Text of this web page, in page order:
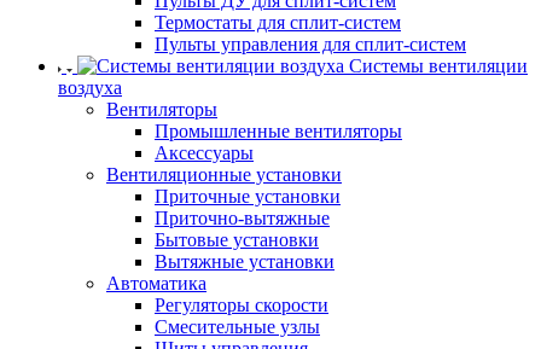
Термостаты для сплит-систем
Пульты управления для сплит-систем
Системы вентиляции
воздуха
Вентиляторы
Промышленные вентиляторы
Аксессуары
Вентиляционные установки
Приточные установки
Приточно-вытяжные
Бытовые установки
Вытяжные установки
Автоматика
Регуляторы скорости
Смесительные узлы